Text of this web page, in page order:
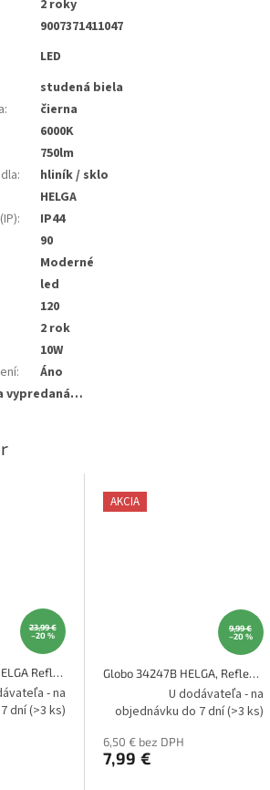
2 roky
9007371411047
LED
studená biela
:
čierna
6000K
750lm
:
hliník / sklo
HELGA
:
IP44
90
Moderné
led
120
2 rok
10W
:
Áno
vypredaná…
23,99 €
–20 %
Globo 34247WS HELGA Reflektor
- na
dní(>3 ks)
AKCIA
9,99 €
–20 %
Globo 34247B HELGA, Reflektor
U dodávateľa - na
objednávku do 7 dní(>3 ks)
6,50 € bez DPH
7,99 €